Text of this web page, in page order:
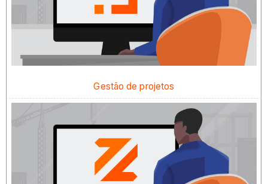
Gestão de projetos